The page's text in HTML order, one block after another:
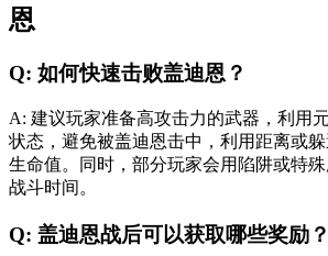
恩
Q: 如何快速击败盖迪恩？
A: 建议玩家准备高攻击力的武器，利用
状态，避免被盖迪恩击中，利用距离或
生命值。同时，部分玩家会用陷阱或特
战斗时间。
Q: 盖迪恩战后可以获取哪些奖励？